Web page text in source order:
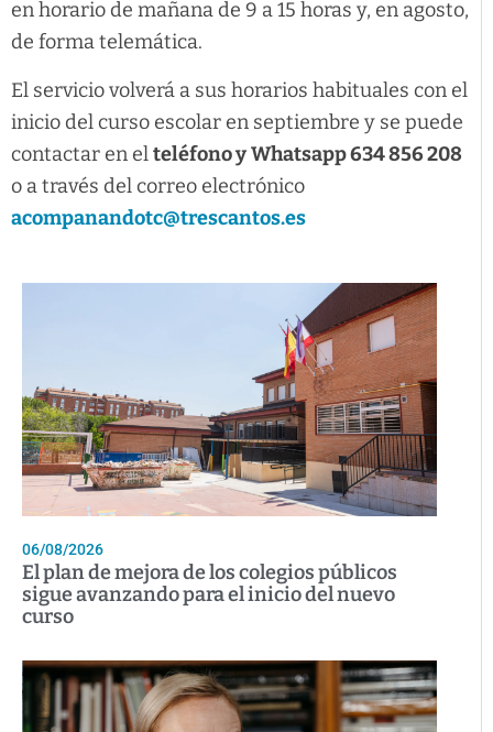
en horario de mañana de 9 a 15 horas y, en agosto,
de forma telemática.
El servicio volverá a sus horarios habituales con el
inicio del curso escolar en septiembre y se puede
contactar en elteléfono yWhatsapp 634 856 208
o a través del correo electrónico
acompanandotc@trescantos.es
06/08/2026
El plan de mejora de los colegios públicos
sigue avanzando para el inicio del nuevo
curso